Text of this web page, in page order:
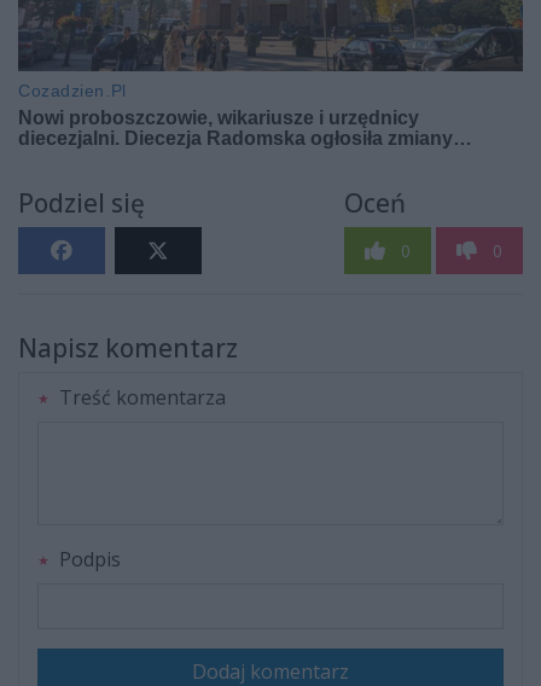
Podziel się Oceń
0 0
Napisz komentarz
Treść komentarza
Podpis
Dodaj komentarz